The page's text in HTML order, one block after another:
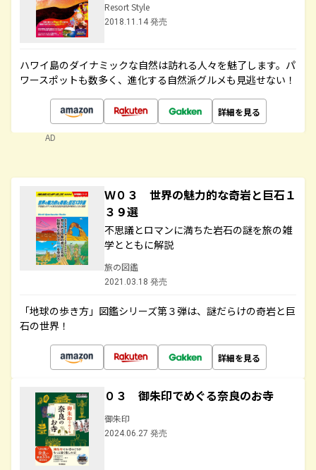
Resort Style
2018.11.14 発売
ハワイ島のダイナミックな自然は訪れる人々を魅了します。パ
ワースポットも数多く、進化する自然派グルメも見逃せない！
詳細を見る
AD
Ｗ０３ 世界の魅力的な奇岩と巨石１
３９選
不思議とロマンに満ちた岩石の謎を旅の雑
学とともに解説
旅の図鑑
2021.03.18 発売
「地球の歩き方」図鑑シリーズ第３弾は、謎だらけの奇岩と巨
石の世界！
詳細を見る
０３ 御朱印でめぐる奈良のお寺
御朱印
2024.06.27 発売